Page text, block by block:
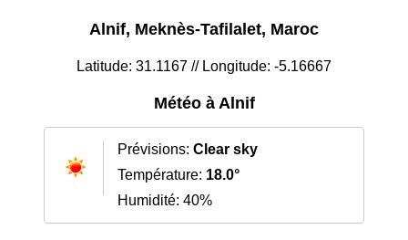
Alnif, Meknès-Tafilalet, Maroc
Latitude: 31.1167 // Longitude: -5.16667
Météo à Alnif
Prévisions: Clear sky
Température: 18.0°
Humidité: 40%